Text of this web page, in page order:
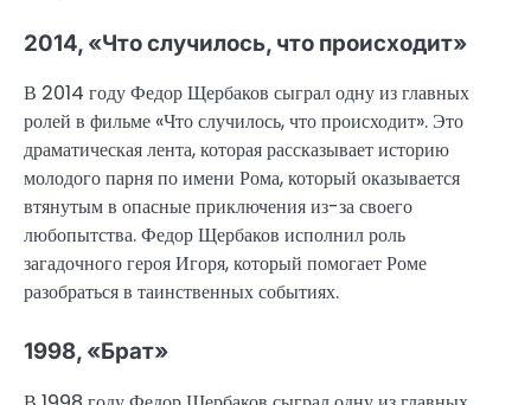
2014, «Что случилось, что происходит»
В 2014 году Федор Щербаков сыграл одну из главных
ролей в фильме «Что случилось, что происходит». Это
драматическая лента, которая рассказывает историю
молодого парня по имени Рома, который оказывается
втянутым в опасные приключения из-за своего
любопытства. Федор Щербаков исполнил роль
загадочного героя Игоря, который помогает Роме
разобраться в таинственных событиях.
1998, «Брат»